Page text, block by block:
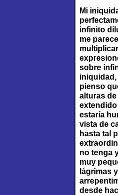
Mi
infinito
me
sobre
pienso
alturas
extendido
estaría
vista de
hasta tal
no tenga
muy
lágrimas
desde